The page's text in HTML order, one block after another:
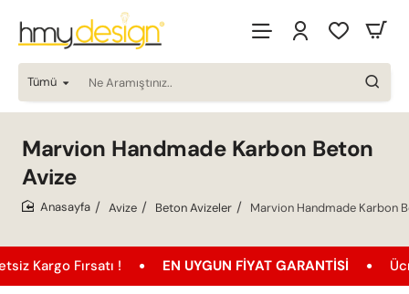
Tümü
Ne
Aramıştınız..
Marvion Handmade Karbon Beton
Avize
Avize Beton Avizeler Marvion Handmade Karbon
Fırsatı ! EN UYGUN FIYAT GARANTISI Ücretsiz